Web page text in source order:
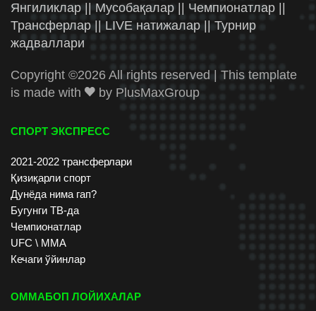
Янгиликлар || Мусобақалар || Чемпионатлар ||
Трансферлар || LIVE натижалар || Турнир
жадваллари
Copyright ©2026 All rights reserved | This template
is made with
by PlusMaxGroup
СПОРТ ЭКСПРЕСС
2021-2022 трансферлари
Қизиқарли спорт
Дунёда нима гап?
Бугунги ТВ-да
Чемпионатлар
UFC \ ММА
Кечаги ўйинлар
ОММАБОП ЛОЙИХАЛАР